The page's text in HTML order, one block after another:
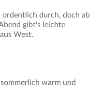
ordentlich durch, doch ab
gibt's leichte
West.
warm und